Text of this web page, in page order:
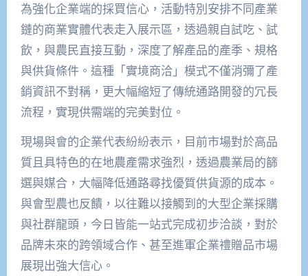
為強化企業端的採買信心，活動特別安排不同產業
鏈的商業實體代表走入展示區，透過親自試吃、試
飲，與農民直接互動，深度了解產品的產季、規格
與供貨條件。這種「實境商洽」模式不僅消彌了產
銷資訊不對稱，更大幅縮短了傳統通路開發的冗長
流程，實現供需端的完美對位。
現場與會的企業代表紛紛表示，目前市場對於高品
質且具特色的在地農產需求強烈，透過農業局的篩
選與媒合，大幅降低通路尋找優質供貨源的成本。
與會型農也反饋，以往難以接觸到的大型企業採購
與社群龍頭，今日皆能一站式完成初步洽談，對於
品牌未來的跨領域合作、甚至進軍企業禮贈品市場
展現出強大信心。